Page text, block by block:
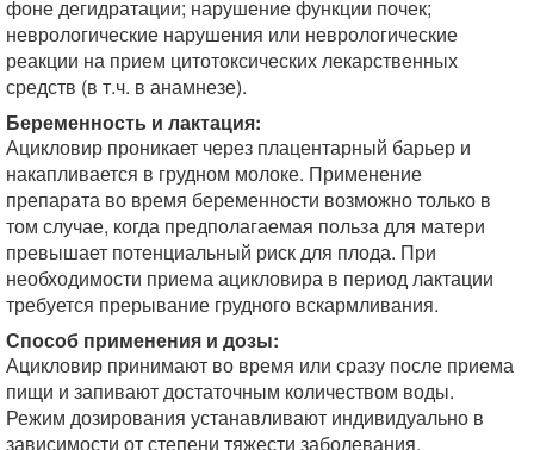
фоне дегидратации; нарушение функции почек;
неврологические нарушения или неврологические
реакции на прием цитотоксических лекарственных
средств (в т.ч. в анамнезе).
Беременность и лактация:
Ацикловир проникает через плацентарный барьер и
накапливается в грудном молоке. Применение
препарата во время беременности возможно только в
том случае, когда предполагаемая польза для матери
превышает потенциальный риск для плода. При
необходимости приема ацикловира в период лактации
требуется прерывание грудного вскармливания.
Способ применения и дозы:
Ацикловир принимают во время или сразу после приема
пищи и запивают достаточным количеством воды.
Режим дозирования устанавливают индивидуально в
зависимости от степени тяжести заболевания.